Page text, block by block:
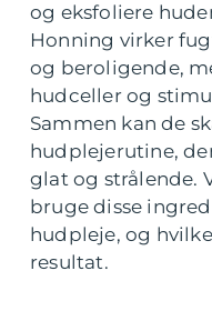
og eksfoliere
Honning virker
og beroligende,
hudceller og
Sammen kan de
hudplejerutine,
glat og strålende.
bruge disse
hudpleje, og
resultat.